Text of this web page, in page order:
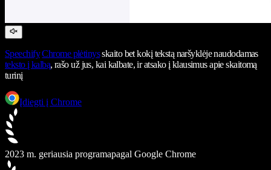
Speechify Chrome plėtinysskaito bet kokį tekstą naršyklėje naudodamas
teksto į kalbą, rašo už jus, kai kalbate, ir atsako į klausimus apie skaitomą
turinį
Įdiegti į Chrome
2023 m. geriausia programapagal Google Chrome